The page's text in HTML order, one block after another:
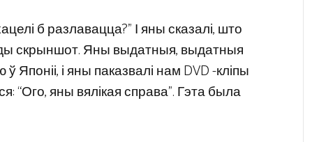
б разлавацца?” І яны сказалі, што
скрыншот. Яны выдатныя, выдатныя
Японіі, і яны паказвалі нам DVD -кліпы
“Ого, яны вялікая справа”. Гэта была